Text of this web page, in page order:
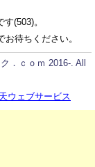
(503)。
待ちください。
．ｃｏｍ 2016-. All
ウェブサービス